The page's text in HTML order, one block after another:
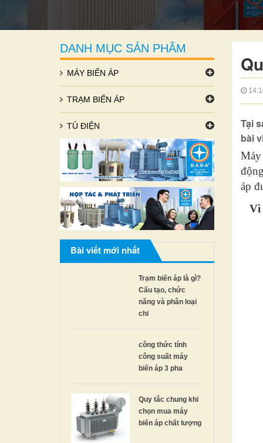
DANH MỤC SẢN PHẨM
MÁY BIẾN ÁP
TRẠM BIẾN ÁP
TỦ ĐIỆN
Bài viết mới nhất
Trạm biến áp là gì?
Cấu tạo, chức
năng và phân loại
chi
công thức tính
công suất máy
biến áp 3 pha
Quy tắc chung khi
chọn mua máy
biến áp chất lượng
Tại
bài
áp
Vì